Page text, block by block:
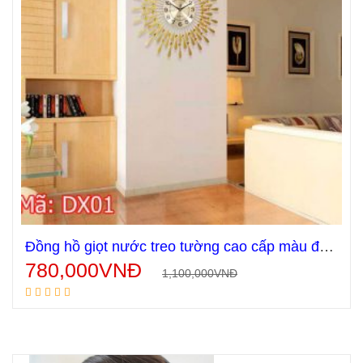
Đồng hồ giọt nước treo tường cao cấp màu đen và vàng DX01
1,100,000VNĐ
780,000VNĐ